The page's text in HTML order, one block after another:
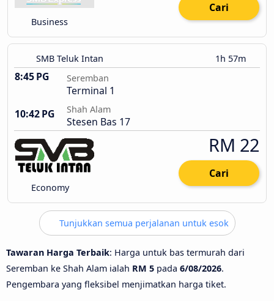
Business
Cari
SMB Teluk Intan 1h 57m
8:45 PG Seremban
Terminal 1
10:42 PG
Shah Alam
Stesen Bas 17
Economy
RM 22
Cari
Tunjukkan semua perjalanan untuk esok
Tawaran Harga Terbaik: Harga untuk bas termurah dari
Seremban ke Shah Alam ialah RM 5 pada 6/08/2026.
Pengembara yang fleksibel menjimatkan harga tiket.